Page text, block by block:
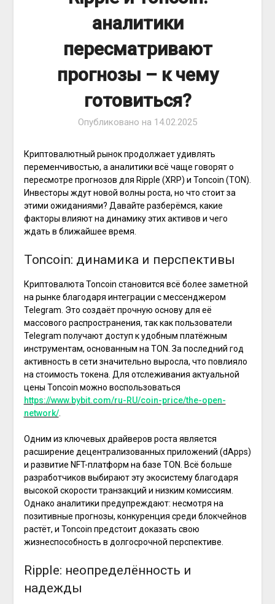
аналитики
пересматривают
прогнозы – к чему
готовиться?
Опубликовано на 14.02.2025
Криптовалютный рынок продолжает удивлять
переменчивостью, а аналитики всё чаще говорят о
пересмотре прогнозов для Ripple (XRP) и Toncoin (TON).
Инвесторы ждут новой волны роста, но что стоит за
этими ожиданиями? Давайте разберёмся, какие
факторы влияют на динамику этих активов и чего
ждать в ближайшее время.
Toncoin: динамика и перспективы
Криптовалюта Toncoin становится всё более заметной
на рынке благодаря интеграции с мессенджером
Telegram. Это создаёт прочную основу для её
массового распространения, так как пользователи
Telegram получают доступ к удобным платёжным
инструментам, основанным на TON. За последний год
активность в сети значительно выросла, что повлияло
на стоимость токена. Для отслеживания актуальной
цены Toncoin можно воспользоваться
https://www.bybit.com/ru-RU/coin-price/the-open-
network/.
Одним из ключевых драйверов роста является
расширение децентрализованных приложений (dApps)
и развитие NFT-платформ на базе TON. Всё больше
разработчиков выбирают эту экосистему благодаря
высокой скорости транзакций и низким комиссиям.
Однако аналитики предупреждают: несмотря на
позитивные прогнозы, конкуренция среди блокчейнов
растёт, и Toncoin предстоит доказать свою
жизнеспособность в долгосрочной перспективе.
Ripple: неопределённость и
надежды